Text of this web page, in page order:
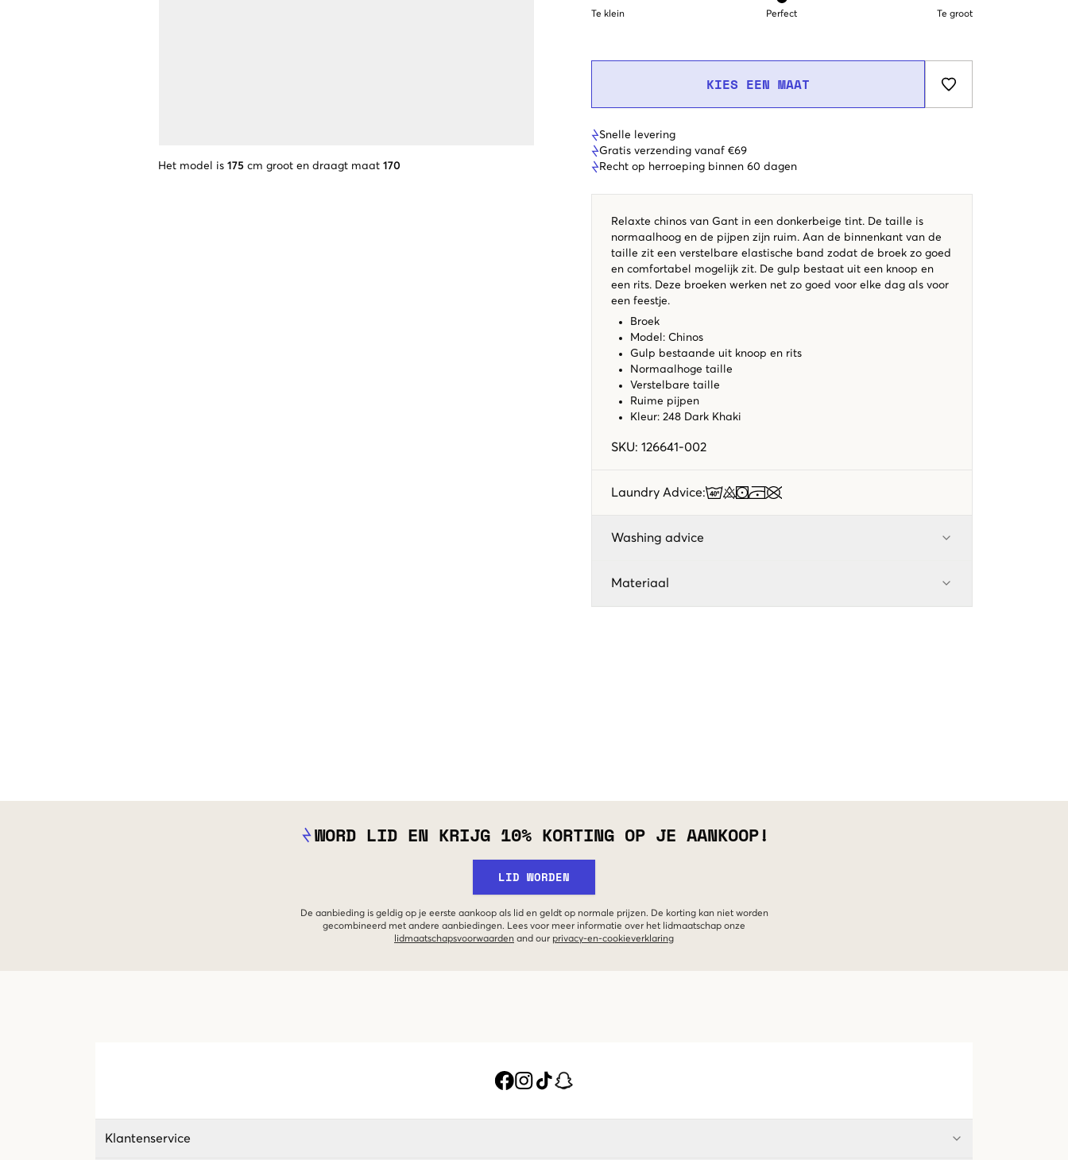
Het model is 175 cm groot en draagt maat 170
Te klein Perfect Te groot
KIES EEN MAAT
Snelle levering
Gratis verzending vanaf €69
Recht op herroeping binnen 60 dagen
Relaxte chinos van Gant in een donkerbeige tint. De taille is
normaalhoog en de pijpen zijn ruim. Aan de binnenkant van de
taille zit een verstelbare elastische band zodat de broek zo goed
en comfortabel mogelijk zit. De gulp bestaat uit een knoop en
een rits. Deze broeken werken net zo goed voor elke dag als voor
een feestje.
Broek
Model: Chinos
Gulp bestaande uit knoop en rits
Normaalhoge taille
Verstelbare taille
Ruime pijpen
Kleur: 248 Dark Khaki
SKU: 126641-002
Laundry Advice:
Washing advice
Materiaal
WORD LID EN KRIJG 10% KORTING OP JE AANKOOP!
LID WORDEN
De aanbieding is geldig op je eerste aankoop als lid en geldt op normale prijzen. De korting kan niet worden
gecombineerd met andere aanbiedingen. Lees voor meer informatie over het lidmaatschap onze
lidmaatschapsvoorwaarden and our privacy-en-cookieverklaring
Klantenservice